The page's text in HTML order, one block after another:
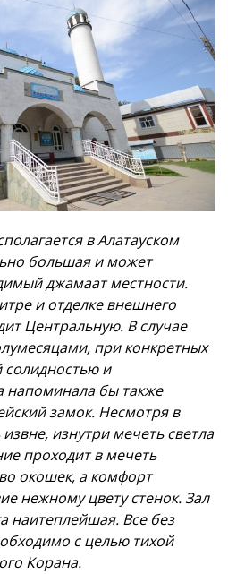
в Алатауском
большая и может
джамаат местности.
и отделке внешнего
Центральную. В случае
при конкретных
солидностью и
напоминала бы также
замок. Несмотря в
изнутри мечеть светла
проходит в мечеть
окошек, а комфорт
нежному цвету стенок. Зал
наитеплейшая. Все без
с целью тихой
Корана.